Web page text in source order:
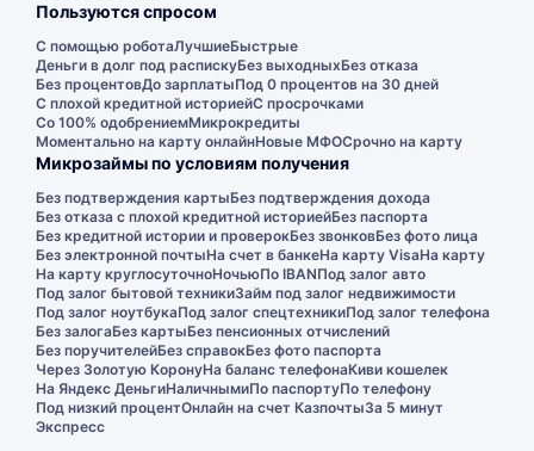
Пользуются спросом
С помощью роботаЛучшиеБыстрые
Деньги в долг под распискуБез выходныхБез отказа
Без процентовДо зарплатыПод 0 процентов на 30 дней
С плохой кредитной историейС просрочками
Со 100% одобрениемМикрокредиты
Моментально на карту онлайнНовые МФОСрочно на карту
Микрозаймы по условиям получения
Без подтверждения картыБез подтверждения дохода
Без отказа с плохой кредитной историейБез паспорта
Без кредитной истории и проверокБез звонковБез фото лица
Без электронной почтыНа счет в банкеНа карту VisaНа карту
На карту круглосуточноНочьюПо IBANПод залог авто
Под залог бытовой техникиЗайм под залог недвижимости
Под залог ноутбукаПод залог спецтехникиПод залог телефона
Без залогаБез картыБез пенсионных отчислений
Без поручителейБез справокБез фото паспорта
Через Золотую КоронуНа баланс телефонаКиви кошелек
На Яндекс ДеньгиНаличнымиПо паспортуПо телефону
Под низкий процентОнлайн на счет КазпочтыЗа 5 минут
Экспресс